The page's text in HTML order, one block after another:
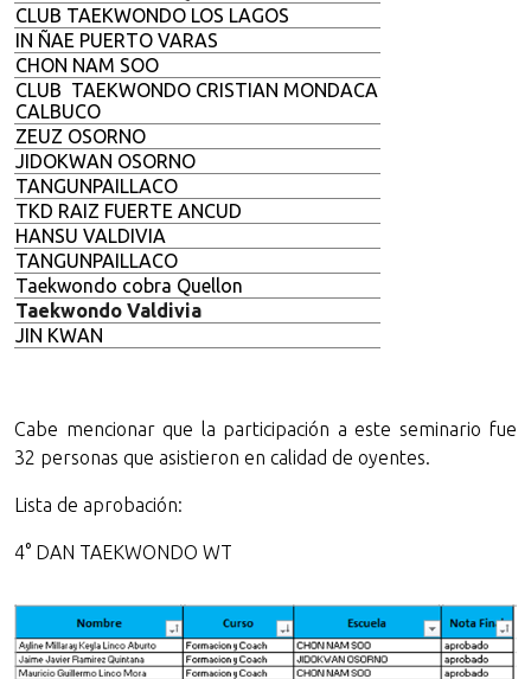
CLUB TAEKWONDO LOS LAGOS
IN ÑAE PUERTO VARAS
CHON NAM SOO
CLUB TAEKWONDO CRISTIAN MONDACA
CALBUCO
ZEUZ OSORNO
JIDOKWAN OSORNO
TANGUNPAILLACO
TKD RAIZ FUERTE ANCUD
HANSU VALDIVIA
TANGUNPAILLACO
Taekwondo cobra Quellon
Taekwondo Valdivia
JIN KWAN
Cabe mencionar que la participación a este seminario fue
32 personas que asistieron en calidad de oyentes.
Lista de aprobación:
4° DAN TAEKWONDO WT